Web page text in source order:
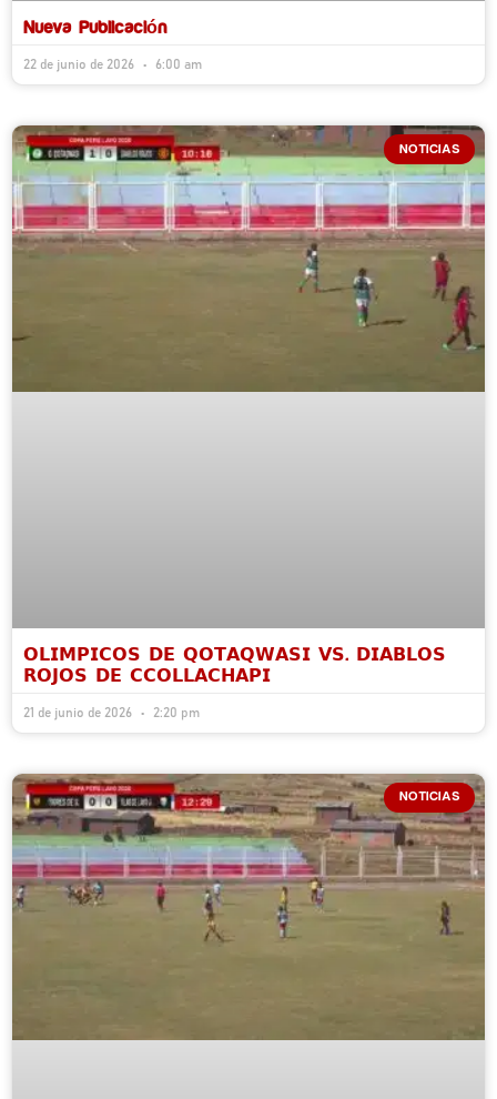
Nueva Publicación
22 de junio de 2026 6:00 am
NOTICIAS
𝗢𝗟𝗜𝗠𝗣𝗜𝗖𝗢𝗦 𝗗𝗘 𝗤𝗢𝗧𝗔𝗤𝗪𝗔𝗦𝗜 𝗩𝗦. 𝗗𝗜𝗔𝗕𝗟𝗢𝗦
𝗥𝗢𝗝𝗢𝗦 𝗗𝗘 𝗖𝗖𝗢𝗟𝗟𝗔𝗖𝗛𝗔𝗣𝗜
21 de junio de 2026 2:20 pm
NOTICIAS